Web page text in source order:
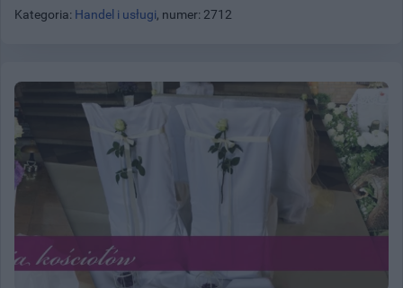
Kategoria: Handel i usługi, numer: 2712